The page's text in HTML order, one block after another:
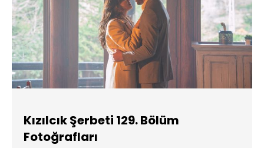
Kızılcık Şerbeti 129. Bölüm
Fotoğrafları